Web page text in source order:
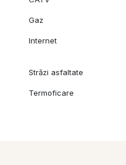
Gaz
Internet
Străzi asfaltate
Termoficare